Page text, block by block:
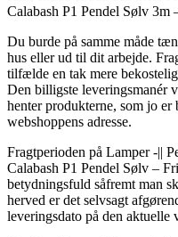
Calabash P1 Pendel Sølv 3m
Du burde på samme måde
hus eller ud til dit arbejde.
tilfælde en tak mere
Den billigste leveringsmanér
henter produkterne, som jo
webshoppens adresse.
Fragtperioden på Lamper -||
Calabash P1 Pendel Sølv –
betydningsfuld såfremt man
herved er det selvsagt
leveringsdato på den aktuelle